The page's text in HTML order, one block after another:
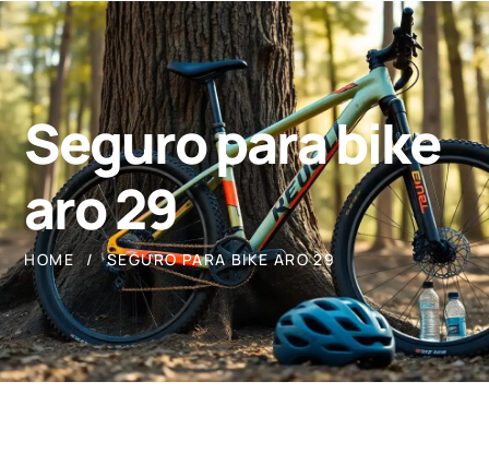
Seguro para bike
aro 29
HOME SEGURO PARA BIKE ARO 29